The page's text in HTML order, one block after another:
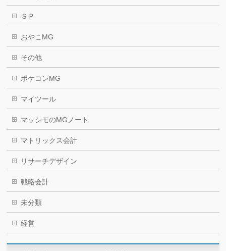
ＳＰ
おやこMG
その他
ポケコンMG
マイツール
マッシモのMGノート
マトリックス会計
リサーチデザイン
戦略会計
未分類
経営